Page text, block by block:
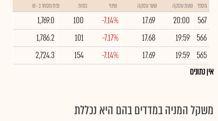
מספר שעת עסקה שער עסקה שינוי כמות נפח מסחר ב- ₪
567
20:00
17.69
-7.14%
100
1,769.0
566
19:59
17.68
-7.17%
101
1,786.2
565
19:59
17.69
-7.14%
154
2,724.3
אין נתונים
משקל המניה במדדים בהם היא נכללת